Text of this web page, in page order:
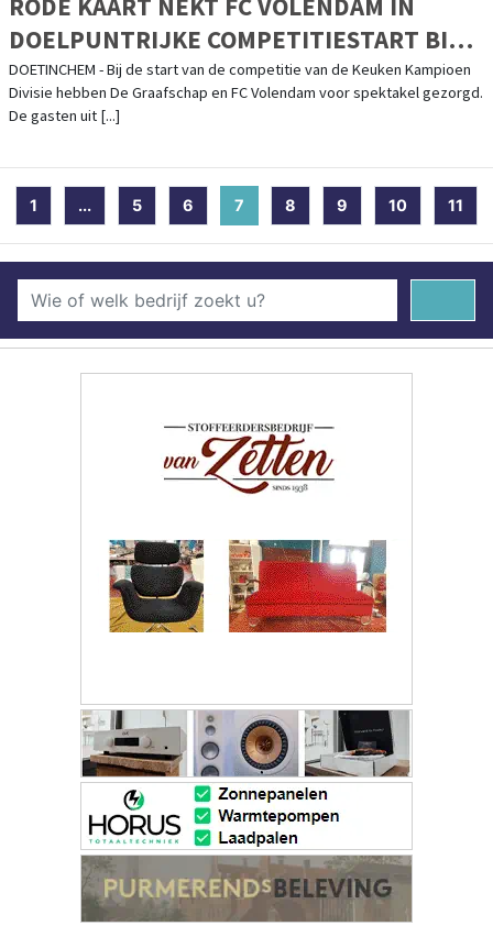
RODE KAART NEKT FC VOLENDAM IN
DOELPUNTRIJKE COMPETITIESTART BIJ
DE GRAAFSCHAP
DOETINCHEM - Bij de start van de competitie van de Keuken Kampioen
Divisie hebben De Graafschap en FC Volendam voor spektakel gezorgd.
De gasten uit [...]
1 ... 5 6 7 (current)
8 9 10 11